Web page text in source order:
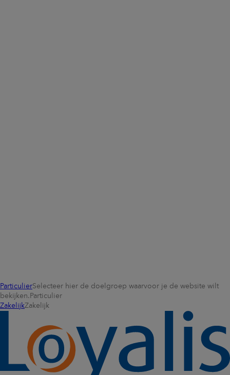
ParticulierSelecteer hier de doelgroep waarvoor je de website wilt
bekijken. Particulier
ZakelijkZakelijk